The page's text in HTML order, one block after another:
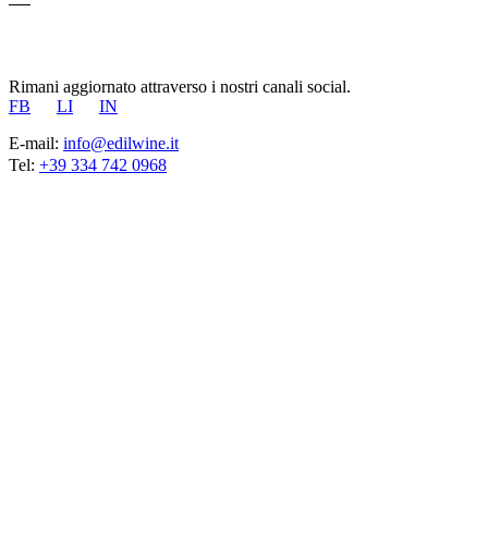
Rimani aggiornato attraverso i nostri canali social.
FB
LI
IN
E-mail: info@edilwine.it
Tel: +39 334 742 0968